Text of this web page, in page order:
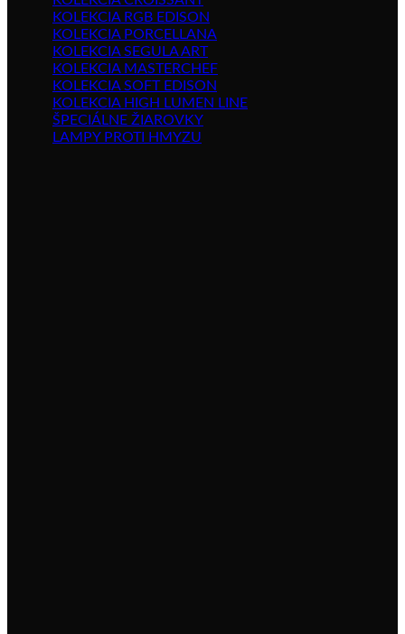
KOLEKCIA RGB EDISON
KOLEKCIA PORCELLANA
KOLEKCIA SEGULA ART
KOLEKCIA MASTERCHEF
KOLEKCIA SOFT EDISON
KOLEKCIA HIGH LUMEN LINE
ŠPECIÁLNE ŽIAROVKY
LAMPY PROTI HMYZU